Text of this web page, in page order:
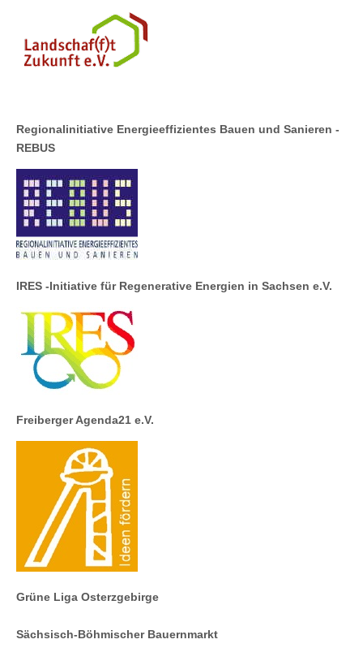
Regionalinitiative Energieeffizientes Bauen und Sanieren -
REBUS
IRES -Initiative für Regenerative Energien in Sachsen e.V.
Freiberger Agenda21 e.V.
Grüne Liga Osterzgebirge
Sächsisch-Böhmischer Bauernmarkt